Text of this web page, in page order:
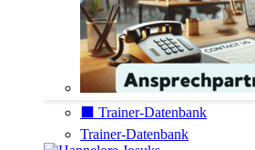
⬛️ Trainer-Datenbank
Trainer-Datenbank